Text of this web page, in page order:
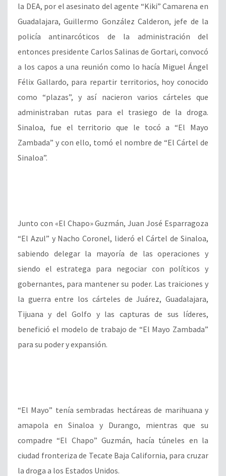
la DEA, por el asesinato del agente “Kiki” Camarena en
Guadalajara, Guillermo González Calderon, jefe de la
policía antinarcóticos de la administración del
entonces presidente Carlos Salinas de Gortari, convocó
a los capos a una reunión como lo hacía Miguel Ángel
Félix Gallardo, para repartir territorios, hoy conocido
como “plazas”, y así nacieron varios cárteles que
administraban rutas para el trasiego de la droga.
Sinaloa, fue el territorio que le tocó a “El Mayo
Zambada” y con ello, tomó el nombre de “El Cártel de
Sinaloa”.
Junto con «El Chapo» Guzmán, Juan José Esparragoza
“El Azul” y Nacho Coronel, lideró el Cártel de Sinaloa,
sabiendo delegar la mayoría de las operaciones y
siendo el estratega para negociar con políticos y
gobernantes, para mantener su poder. Las traiciones y
la guerra entre los cárteles de Juárez, Guadalajara,
Tijuana y del Golfo y las capturas de sus líderes,
benefició el modelo de trabajo de “El Mayo Zambada”
para su poder y expansión.
“El Mayo” tenía sembradas hectáreas de marihuana y
amapola en Sinaloa y Durango, mientras que su
compadre “El Chapo” Guzmán, hacía túneles en la
ciudad fronteriza de Tecate Baja California, para cruzar
la droga a los Estados Unidos.